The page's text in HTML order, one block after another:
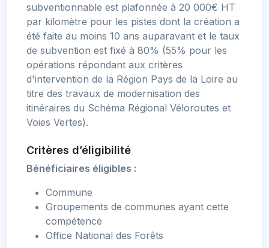
subventionnable est plafonnée à 20 000€ HT
par kilomètre pour les pistes dont la création a
été faite au moins 10 ans auparavant et le taux
de subvention est fixé à 80% (55% pour les
opérations répondant aux critères
d'intervention de la Région Pays de la Loire au
titre des travaux de modernisation des
itinéraires du Schéma Régional Véloroutes et
Voies Vertes).
Critères d’éligibilité
Bénéficiaires éligibles :
Commune
Groupements de communes ayant cette
compétence
Office National des Forêts